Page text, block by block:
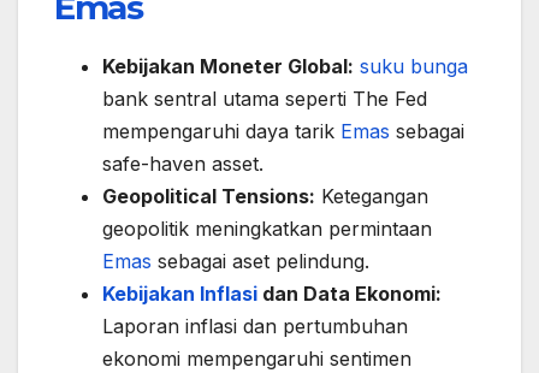
Kebijakan Moneter Global: suku bunga
bank sentral utama seperti The Fed
mempengaruhi daya tarik Emas sebagai
safe-haven asset.
Geopolitical Tensions: Ketegangan
geopolitik meningkatkan permintaan
Emas sebagai aset pelindung.
Kebijakan Inflasi dan Data Ekonomi:
Laporan inflasi dan pertumbuhan
ekonomi mempengaruhi sentimen